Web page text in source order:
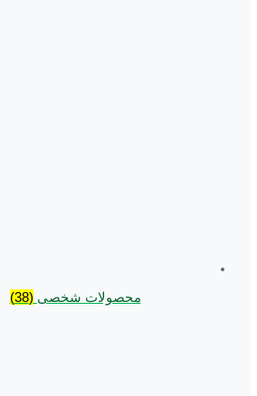
محصولات شخصی (38)